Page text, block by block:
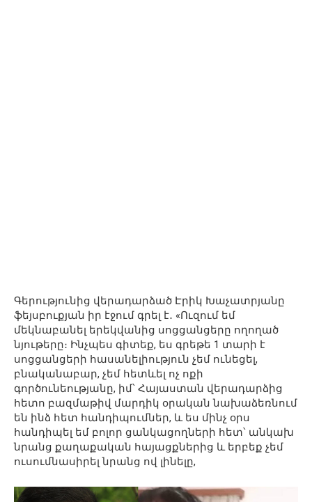
Գերությունից վերադարձած Էրիկ Խաչատրյանը
ֆեյսբուքյան իր էջում գրել է․ «Ուզում եմ
մեկնաբանել երեկվանից սոցցանցերը ողողած
նյութերը։ Ինչպես գիտեք, ես գրեթե 1 տարի է
սոցցանցերի հասանելիություն չեմ ունեցել,
բնականաբար, չեմ հետևել ոչ ոքի
գործունեությանը, իմ՝ Հայաստան վերադարձից
հետո բազմաթիվ մարդիկ օրական նախաձեռնում
են ինձ հետ հանդիպումներ, և ես մինչ օրս
հանդիպել եմ բոլոր ցանկացողների հետ՝ անկախ
նրանց քաղաքական հայացքներից և երբեք չեմ
ուսումնասիրել նրանց ով լինելը,